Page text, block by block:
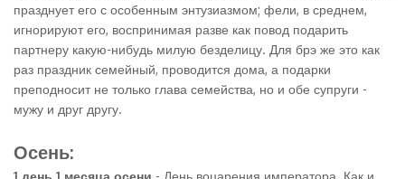
празднует его с особенным энтузиазмом; фели, в среднем,
игнорируют его, воспринимая разве как повод подарить
партнеру какую-нибудь милую безделицу. Для брэ же это как
раз праздник семейный, проводится дома, а подарки
преподносит не только глава семейства, но и обе супруги -
мужу и друг другу.
Осень:
1 день 1 месяца осени - День воцарения императора. Как и